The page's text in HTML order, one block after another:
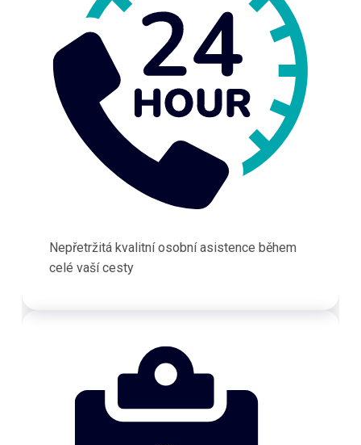
Nepřetržitá kvalitní osobní asistence během
celé vaší cesty